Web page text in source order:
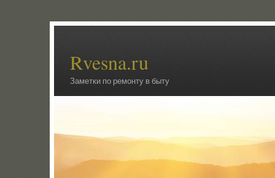
Rvesna.ru
Заметки по ремонту в быту